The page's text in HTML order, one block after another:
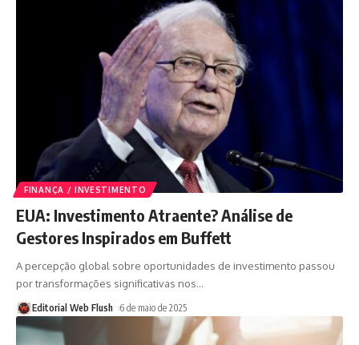
FINANÇA / INVESTIMENTO
EUA: Investimento Atraente? Análise de
Gestores Inspirados em Buffett
A percepção global sobre oportunidades de investimento passou
por transformações significativas nos…
Editorial Web Flush 6 de maio de 2025